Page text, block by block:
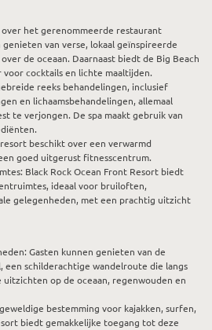
het gerenommeerde restaurant
van verse, lokaal geïnspireerde
de oceaan. Daarnaast biedt de Big Beach
cocktails en lichte maaltijden.
reeks behandelingen, inclusief
en lichaamsbehandelingen, allemaal
te verjongen. De spa maakt gebruik van
beschikt over een verwarmd
goed uitgerust fitnesscentrum.
Black Rock Ocean Front Resort biedt
ideaal voor bruiloften,
gelegenheden, met een prachtig uitzicht
Gasten kunnen genieten van de
een schilderachtige wandelroute die langs
op de oceaan, regenwouden en
bestemming voor kajakken, surfen,
biedt gemakkelijke toegang tot deze